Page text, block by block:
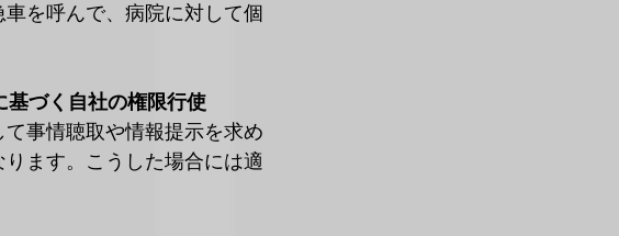
を呼んで、病院に対して個
基づく自社の権限行使
事情聴取や情報提示を求め
ます。こうした場合には適